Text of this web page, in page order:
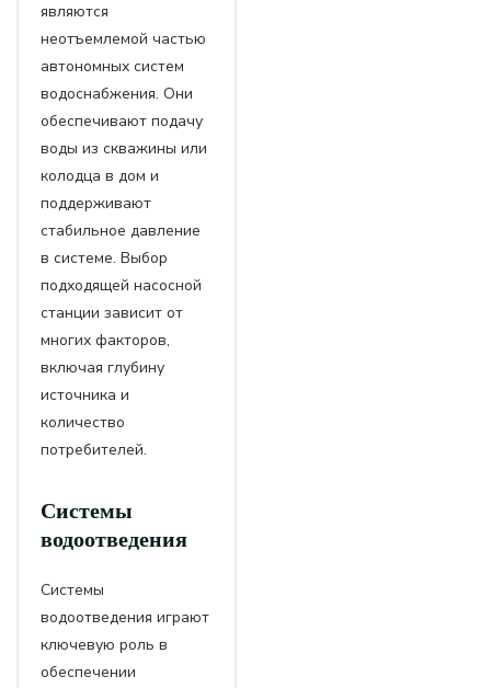
являются
неотъемлемой частью
автономных систем
водоснабжения. Они
обеспечивают подачу
воды из скважины или
колодца в дом и
поддерживают
стабильное давление
в системе. Выбор
подходящей насосной
станции зависит от
многих факторов,
включая глубину
источника и
количество
потребителей.
Системы
водоотведения
Системы
водоотведения играют
ключевую роль в
обеспечении